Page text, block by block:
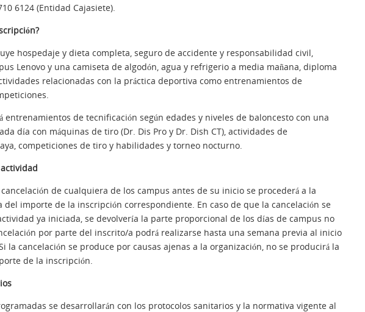
6124 (Entidad Cajasiete).
hospedaje y dieta completa, seguro de accidente y responsabilidad civil,
Lenovo y una camiseta de algodón, agua y refrigerio a media mañana, diploma
relacionadas con la práctica deportiva como entrenamientos de
entrenamientos de tecnificación según edades y niveles de baloncesto con una
día con máquinas de tiro (Dr. Dis Pro y Dr. Dish CT), actividades de
competiciones de tiro y habilidades y torneo nocturno.
de cualquiera de los campus antes de su inicio se procederá a la
del importe de la inscripción correspondiente. En caso de que la cancelación se
ya iniciada, se devolvería la parte proporcional de los días de campus no
por parte del inscrito/a podrá realizarse hasta una semana previa al inicio
la cancelación se produce por causas ajenas a la organización, no se producirá la
de la inscripción.
se desarrollarán con los protocolos sanitarios y la normativa vigente al